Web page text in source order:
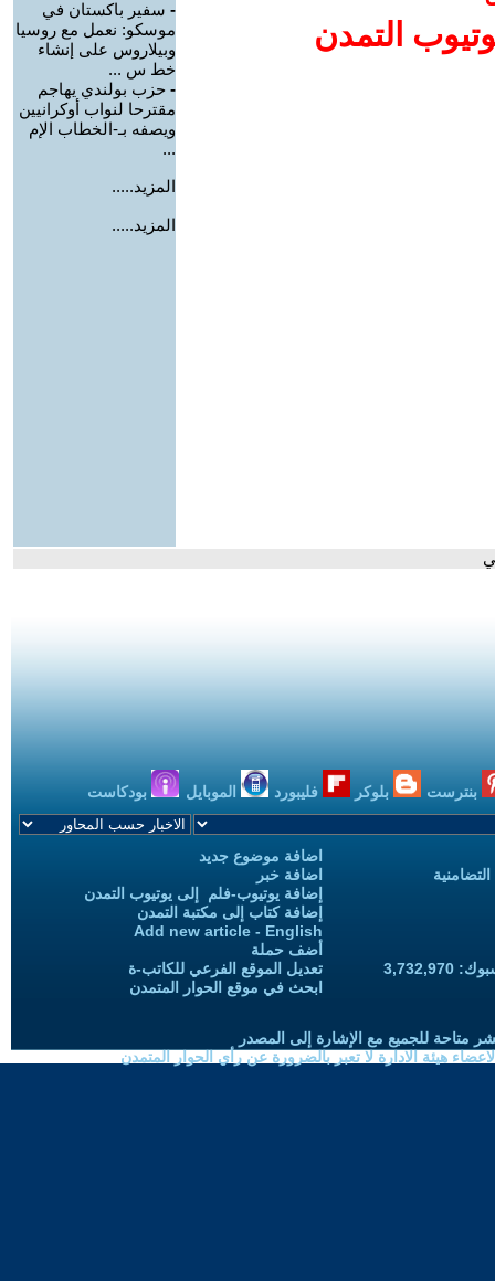
التمدن
- سفير باكستان في
موسكو: نعمل مع روسيا
وبيلاروس على إنشاء
خط س ...
- حزب بولندي يهاجم
مقترحا لنواب أوكرانيين
ويصفه بـ-الخطاب الإم
...
المزيد.....
المزيد.....
بنترست بلوكر فليبورد الموبايل بودكاست
اضافة موضوع جديد
اضافة خبر
إضافة يوتيوب-فلم إلى يوتيوب التمدن
إضافة كتاب إلى مكتبة التمدن
Add new article - English
أضف حملة
تعديل الموقع الفرعي للكاتب-ة
ابحث في موقع الحوار المتمدن
متاحة للجميع مع الإشارة إلى المصدر
هيئة الادارة لا تعبر بالضرورة عن رأي الحوار المتمدن